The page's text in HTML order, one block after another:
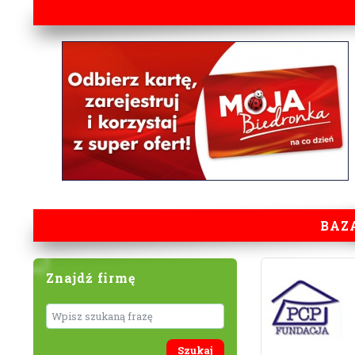
Znajdź firmę
Wyszukaj